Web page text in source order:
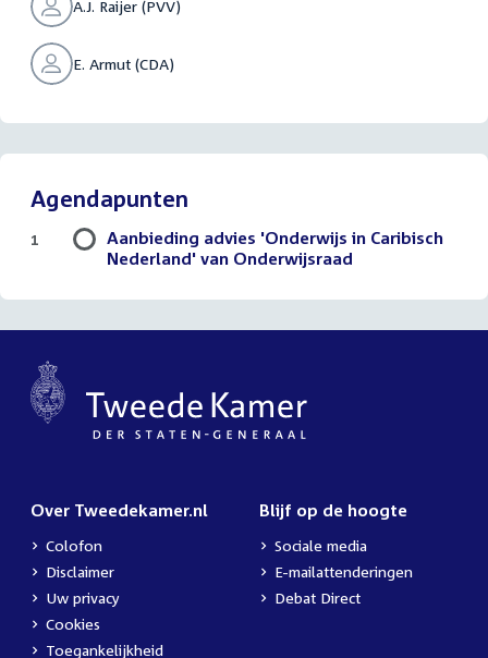
A.J. Raijer (PVV)
E. Armut (CDA)
Agendapunten
Aanbieding advies 'Onderwijs in Caribisch
Nederland' van Onderwijsraad
1
Over Tweedekamer.nl
Colofon
Disclaimer
Uw privacy
Cookies
Toegankelijkheid
Blijf op de hoogte
Sociale media
E-mailattenderingen
Debat Direct